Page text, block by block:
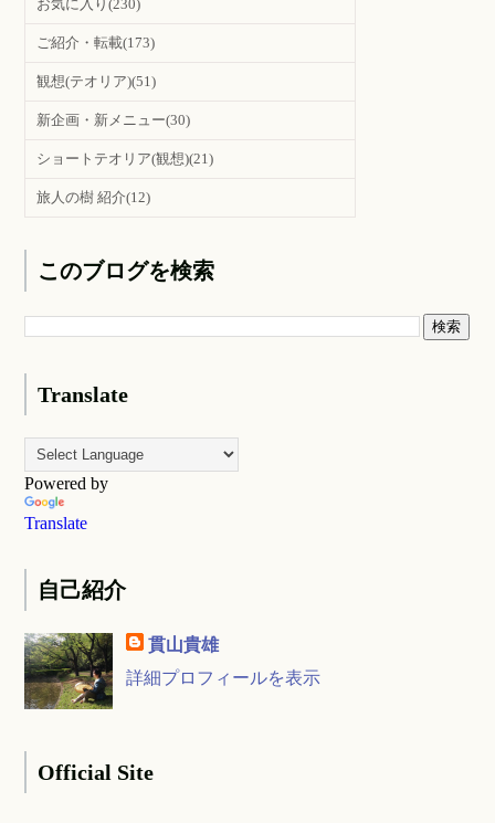
お気に入り(230)
ご紹介・転載(173)
観想(テオリア)(51)
新企画・新メニュー(30)
ショートテオリア(観想)(21)
旅人の樹 紹介(12)
このブログを検索
Translate
Powered by
Translate
自己紹介
貫山貴雄
詳細プロフィールを表示
Official Site